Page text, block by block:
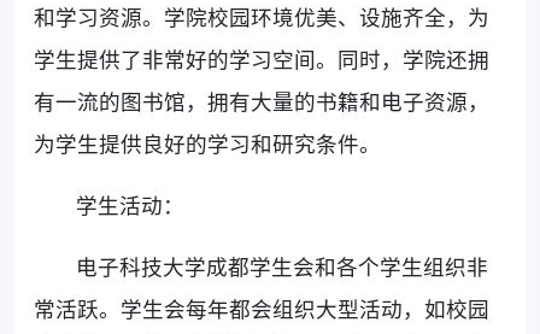
和学习资源。学院校园环境优美、设施齐全，为
学生提供了非常好的学习空间。同时，学院还拥
有一流的图书馆，拥有大量的书籍和电子资源，
为学生提供良好的学习和研究条件。
学生活动：
电子科技大学成都学生会和各个学生组织非
常活跃。学生会每年都会组织大型活动，如校园